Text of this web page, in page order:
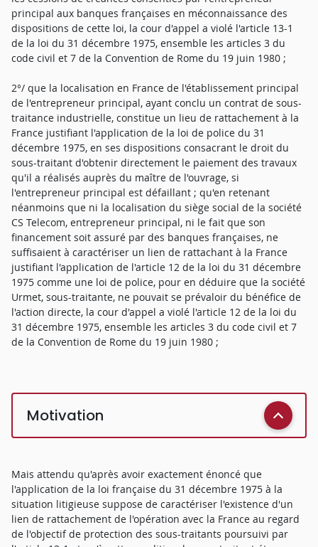
principal aux banques françaises en méconnaissance des
dispositions de cette loi, la cour d'appel a violé l'article 13-1
de la loi du 31 décembre 1975, ensemble les articles 3 du
code civil et 7 de la Convention de Rome du 19 juin 1980 ;
2°/ que la localisation en France de l'établissement principal
de l'entrepreneur principal, ayant conclu un contrat de sous-
traitance industrielle, constitue un lieu de rattachement à la
France justifiant l'application de la loi de police du 31
décembre 1975, en ses dispositions consacrant le droit du
sous-traitant d'obtenir directement le paiement des travaux
qu'il a réalisés auprès du maître de l'ouvrage, si
l'entrepreneur principal est défaillant ; qu'en retenant
néanmoins que ni la localisation du siège social de la société
CS Telecom, entrepreneur principal, ni le fait que son
financement soit assuré par des banques françaises, ne
suffisaient à caractériser un lien de rattachant à la France
justifiant l'application de l'article 12 de la loi du 31 décembre
1975 comme une loi de police, pour en déduire que la société
Urmet, sous-traitante, ne pouvait se prévaloir du bénéfice de
l'action directe, la cour d'appel a violé l'article 12 de la loi du
31 décembre 1975, ensemble les articles 3 du code civil et 7
de la Convention de Rome du 19 juin 1980 ;
Motivation
Mais attendu qu'après avoir exactement énoncé que
l'application de la loi française du 31 décembre 1975 à la
situation litigieuse suppose de caractériser l'existence d'un
lien de rattachement de l'opération avec la France au regard
de l'objectif de protection des sous-traitants poursuivi par